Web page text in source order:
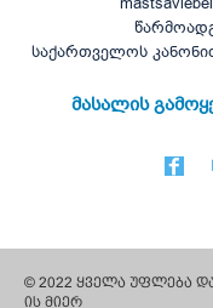
საქართველოს
მასალის
© 2022 ყველა უფლება
ის მიერ